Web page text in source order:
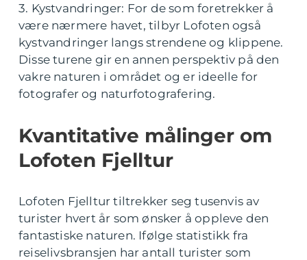
3. Kystvandringer: For de som foretrekker å
være nærmere havet, tilbyr Lofoten også
kystvandringer langs strendene og klippene.
Disse turene gir en annen perspektiv på den
vakre naturen i området og er ideelle for
fotografer og naturfotografering.
Kvantitative målinger om
Lofoten Fjelltur
Lofoten Fjelltur tiltrekker seg tusenvis av
turister hvert år som ønsker å oppleve den
fantastiske naturen. Ifølge statistikk fra
reiselivsbransjen har antall turister som